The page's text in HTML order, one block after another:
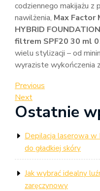
codziennego makijażu z
nawilżenia, Max Factor
HYBRID
filtrem SPF20 30 ml
wielu stylizacji – od
wyraziste wykończenia
Nawigacja
wpisu
Previous
Post
Previous
Next
Post
Next
Ostatnie
Depilacja laserowa
do gładkiej skóry
Jak wybrać idealny
zaręczynowy